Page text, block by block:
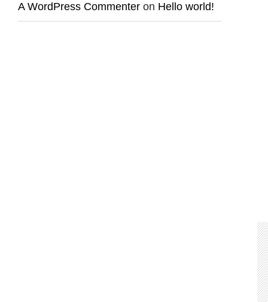
A WordPress Commenter on Hello world!